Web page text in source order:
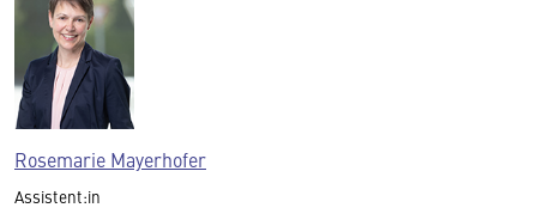
Rosemarie Mayerhofer
Assistent:in